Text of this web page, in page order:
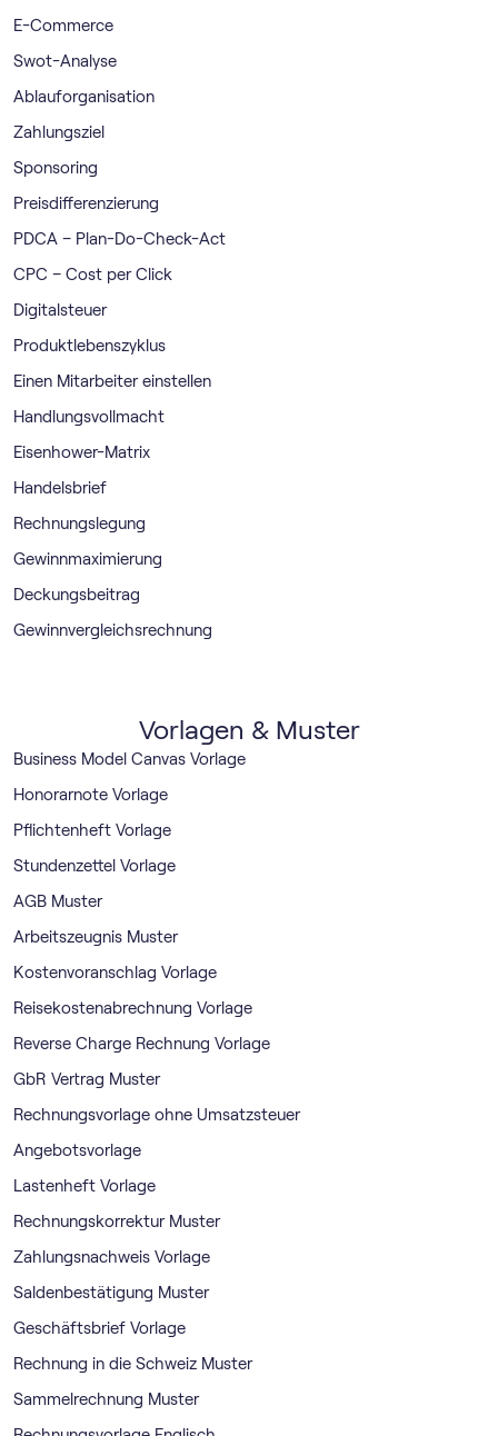
E-Commerce
Swot-Analyse
Ablauforganisation
Zahlungsziel
Sponsoring
Preisdifferenzierung
PDCA – Plan-Do-Check-Act
CPC – Cost per Click
Digitalsteuer
Produktlebenszyklus
Einen Mitarbeiter einstellen
Handlungsvollmacht
Eisenhower-Matrix
Handelsbrief
Rechnungslegung
Gewinnmaximierung
Deckungsbeitrag
Gewinnvergleichsrechnung
Vorlagen & Muster
Business Model Canvas Vorlage
Honorarnote Vorlage
Pflichtenheft Vorlage
Stundenzettel Vorlage
AGB Muster
Arbeitszeugnis Muster
Kostenvoranschlag Vorlage
Reisekostenabrechnung Vorlage
Reverse Charge Rechnung Vorlage
GbR Vertrag Muster
Rechnungsvorlage ohne Umsatzsteuer
Angebotsvorlage
Lastenheft Vorlage
Rechnungskorrektur Muster
Zahlungsnachweis Vorlage
Saldenbestätigung Muster
Geschäftsbrief Vorlage
Rechnung in die Schweiz Muster
Sammelrechnung Muster